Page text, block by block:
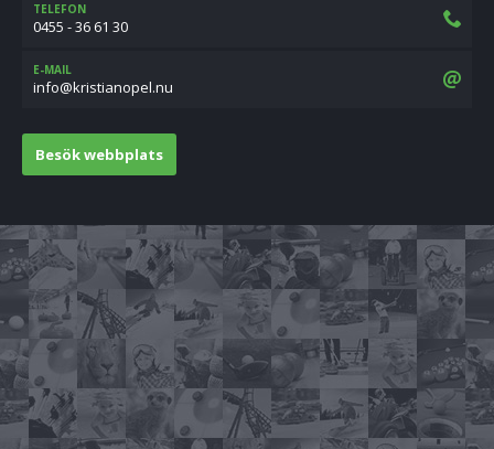
TELEFON
0455 - 36 61 30
E-MAIL
un.leponaitsirk@ofni
Besök webbplats